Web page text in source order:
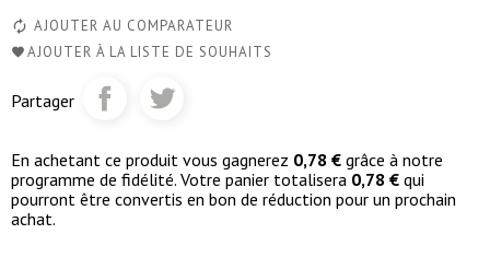
AJOUTER AU COMPARATEUR
AJOUTER À LA LISTE DE SOUHAITS
Partager
En achetant ce produit vous gagnerez 0,78 € grâce à notre
programme de fidélité. Votre panier totalisera 0,78 € qui
pourront être convertis en bon de réduction pour un prochain
achat.